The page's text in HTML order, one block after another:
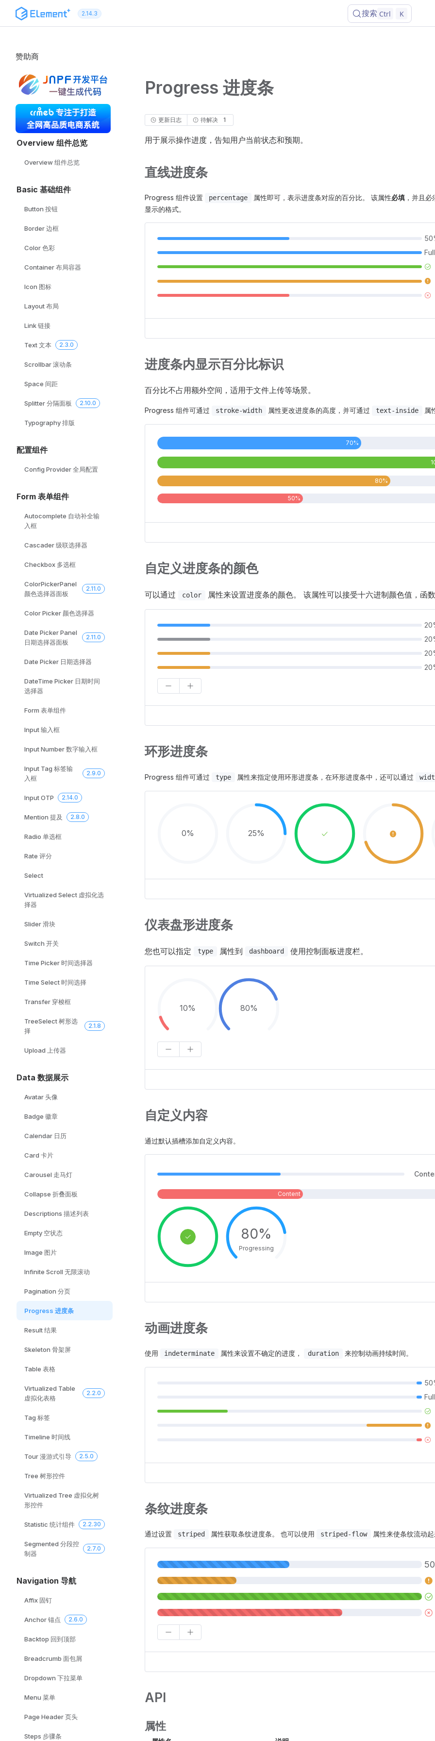
跳转到内容 2.14.3 搜索 Ctrl K
赞助商
Overview 组件总览
Overview 组件总览
Basic 基础组件
Button 按钮
Border 边框
Color 色彩
Container 布局容器
Icon 图标
Layout 布局
Link 链接
Text 文本 2.3.0
Scrollbar 滚动条
Space 间距
Splitter 分隔面板 2.10.0
Typography 排版
配置组件
Config Provider 全局配置
Form 表单组件
Autocomplete 自动补全输
入框
Cascader 级联选择器
Checkbox 多选框
ColorPickerPanel
颜色选择器面板
2.11.0
Color Picker 颜色选择器
Date Picker Panel
日期选择器面板
2.11.0
Date Picker 日期选择器
DateTime Picker 日期时间
选择器
Form 表单组件
Input 输入框
Input Number 数字输入框
Input Tag 标签输
入框
2.9.0
Input OTP 2.14.0
Mention 提及 2.8.0
Radio 单选框
Rate 评分
Select
Virtualized Select 虚拟化选
择器
Slider 滑块
Switch 开关
Time Picker 时间选择器
Time Select 时间选择
Transfer 穿梭框
TreeSelect 树形选
择
2.1.8
Upload 上传器
Data 数据展示
Avatar 头像
Badge 徽章
Calendar 日历
Card 卡片
Carousel 走马灯
Collapse 折叠面板
Descriptions 描述列表
Empty 空状态
Image 图片
Infinite Scroll 无限滚动
Pagination 分页
Progress 进度条
Result 结果
Skeleton 骨架屏
Table 表格
Virtualized Table
虚拟化表格
2.2.0
Tag 标签
Timeline 时间线
Tour 漫游式引导 2.5.0
Tree 树形控件
Virtualized Tree 虚拟化树
形控件
Statistic 统计组件 2.2.30
Segmented 分段控
制器
2.7.0
Navigation 导航
Affix 固钉
Anchor 锚点 2.6.0
Backtop 回到顶部
Breadcrumb 面包屑
Dropdown 下拉菜单
Menu 菜单
Page Header 页头
Steps 步骤条
Progress 进度条
更新日志 待解决 1
用于展示操作进度，告知用户当前状态和预期。
直线进度条
Progress 组件设置 percentage 属性即可，表示进度条对应的百分比。 该属性必填 ，并且必
显示的格式。
Full
进度条内显示百分比标识
百分比不占用额外空间，适用于文件上传等场景。
Progress 组件可通过 stroke-width 属性更改进度条的高度，并可通过 text-inside 属
70%
80%
50%
自定义进度条的颜色
可以通过 color 属性来设置进度条的颜色。 该属性可以接受十六进制颜色值，函数
环形进度条
Progress 组件可通过 type 属性来指定使用环形进度条，在环形进度条中，还可以通过
0% 25%
仪表盘形进度条
您也可以指定 type 属性到 dashboard 使用控制面板进度栏。
10% 100%
自定义内容
通过默认插槽添加自定义内容。
Content
80%
Progressing
动画进度条
使用 indeterminate 属性来设置不确定的进度， duration 来控制动画持续时间。
Full
条纹进度条
通过设置 striped 属性获取条纹进度条。 也可以使用 striped-flow 属性来使条纹流动
API
属性